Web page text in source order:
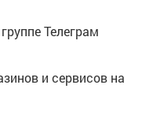
Телеграм
и сервисов на